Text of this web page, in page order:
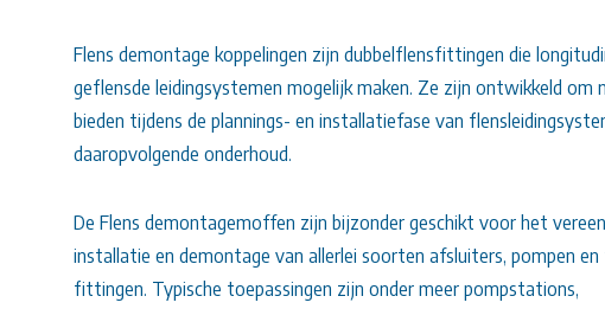
Flens demontage koppelingen zijn dubbelflensfittingen die
geflensde leidingsystemen mogelijk maken. Ze zijn ontwikkeld
bieden tijdens de plannings- en installatiefase van
daaropvolgende onderhoud.
De Flens demontagemoffen zijn bijzonder geschikt voor het
installatie en demontage van allerlei soorten afsluiters, pompen en
fittingen. Typische toepassingen zijn onder meer pompstations,